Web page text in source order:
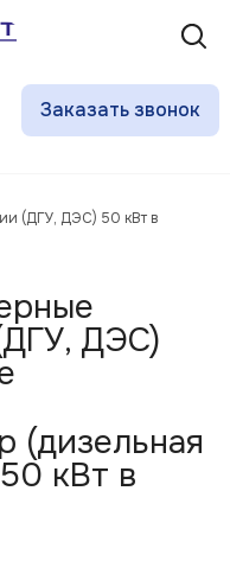
Заказать звонок
(ДГУ, ДЭС) 50 кВт в
ДЭС)
(дизельная
кВт в